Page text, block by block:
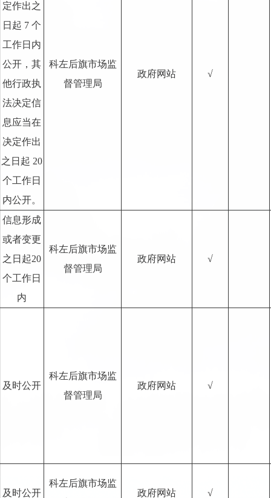
定作出之
日起 7 个
工作日内
公开，其
他行政执
法决定信
息应当在
决定作出
之日起 20
个工作日
内公开。
科左后旗市场监
督管理局
政府网站 √
信息形成
或者变更
之日起20
个工作日
内
科左后旗市场监
督管理局
政府网站 √
及时公开
科左后旗市场监
督管理局
政府网站
√
及时公开
科左后旗市场监
政府网站 √